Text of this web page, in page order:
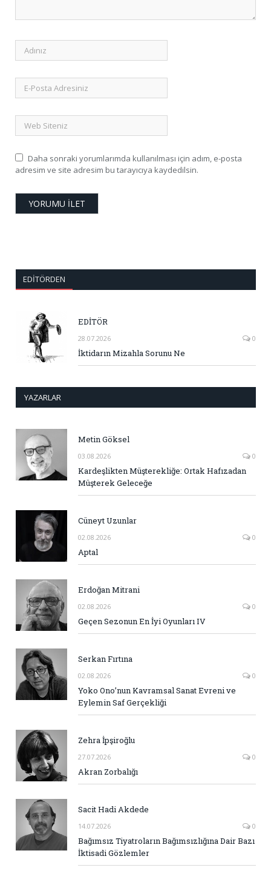
Daha sonraki yorumlarımda kullanılması için adım, e-posta
adresim ve site adresim bu tarayıcıya kaydedilsin.
EDITÖRDEN
EDİTÖR
28.07.2026 0
İktidarın Mizahla Sorunu Ne
YAZARLAR
Metin Göksel
03.08.2026 0
Kardeşlikten Müşterekliğe: Ortak Hafızadan
Müşterek Geleceğe
Cüneyt Uzunlar
02.08.2026 0
Aptal
Erdoğan Mitrani
02.08.2026 0
Geçen Sezonun En İyi Oyunları IV
Serkan Fırtına
02.08.2026 0
Yoko Ono’nun Kavramsal Sanat Evreni ve
Eylemin Saf Gerçekliği
Zehra İpşiroğlu
27.07.2026 0
Akran Zorbalığı
Sacit Hadi Akdede
14.07.2026 0
Bağımsız Tiyatroların Bağımsızlığına Dair Bazı
İktisadi Gözlemler